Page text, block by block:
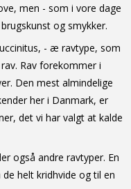
men - som i vore dage
og smykker.
- æ ravtype, som
Rav forekommer i
Den mest almindelige
her i Danmark, er
det vi har valgt at kalde
også andre ravtyper. En
helt kridhvide og til en